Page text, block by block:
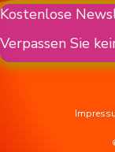
Kostenlose
Verpassen Sie